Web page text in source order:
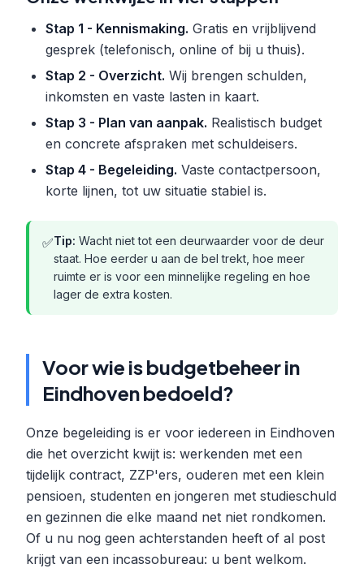
Stap 1 - Kennismaking. Gratis en vrijblijvend
gesprek (telefonisch, online of bij u thuis).
Stap 2 - Overzicht. Wij brengen schulden,
inkomsten en vaste lasten in kaart.
Stap 3 - Plan van aanpak. Realistisch budget
en concrete afspraken met schuldeisers.
Stap 4 - Begeleiding. Vaste contactpersoon,
korte lijnen, tot uw situatie stabiel is.
✅Tip: Wacht niet tot een deurwaarder voor de deur
staat. Hoe eerder u aan de bel trekt, hoe meer
ruimte er is voor een minnelijke regeling en hoe
lager de extra kosten.
Voor wie is budgetbeheer in
Eindhoven bedoeld?
Onze begeleiding is er voor iedereen in Eindhoven
die het overzicht kwijt is: werkenden met een
tijdelijk contract, ZZP'ers, ouderen met een klein
pensioen, studenten en jongeren met studieschuld
en gezinnen die elke maand net niet rondkomen.
Of u nu nog geen achterstanden heeft of al post
krijgt van een incassobureau: u bent welkom.